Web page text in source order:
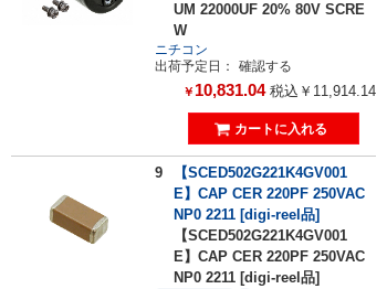
UM 22000UF 20% 80V SCRE
W
ニチコン
出荷予定日：
確認する
￥ 10,831.04 税込￥11,914.14
9
【SCED502G221K4GV001
E】CAP CER 220PF 250VAC
NP0 2211 [digi-reel品]
【SCED502G221K4GV001
E】CAP CER 220PF 250VAC
NP0 2211 [digi-reel品]